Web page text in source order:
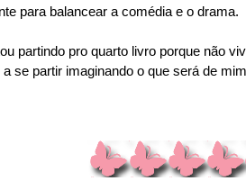
para balancear a comédia e o drama.
partindo pro quarto livro porque não
se partir imaginando o que será de